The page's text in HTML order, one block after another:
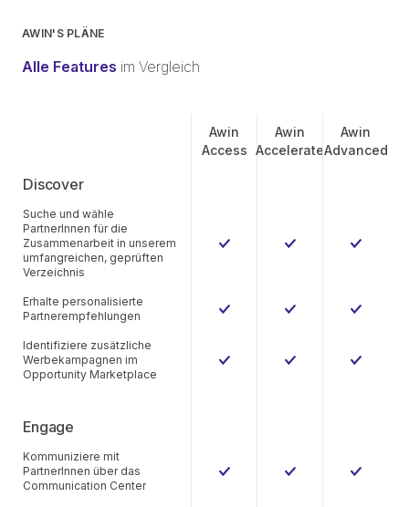
AWIN'S PLÄNE
Alle Features im Vergleich
Awin
Access
Awin
Accelerate
Awin
Advanced
Discover
Suche und wähle
PartnerInnen für die
Zusammenarbeit in unserem
umfangreichen, geprüften
Verzeichnis
Erhalte personalisierte
Partnerempfehlungen
Identifiziere zusätzliche
Werbekampagnen im
Opportunity Marketplace
Engage
Kommuniziere mit
PartnerInnen über das
Communication Center